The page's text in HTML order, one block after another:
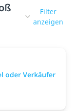
Filter
anzeigen
oder Verkäufer